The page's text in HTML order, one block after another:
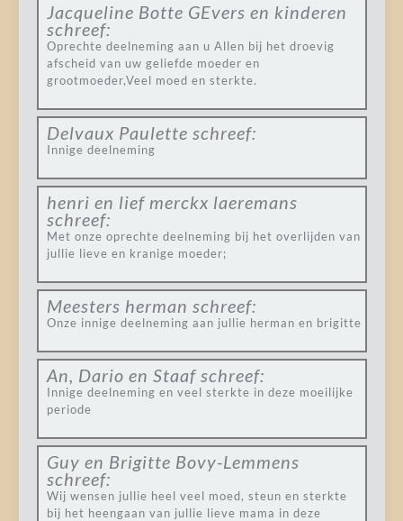
Jacqueline Botte GEvers en kinderen
schreef:
Oprechte deelneming aan u Allen bij het droevig
afscheid van uw geliefde moeder en
grootmoeder,Veel moed en sterkte.
Delvaux Paulette schreef:
Innige deelneming
henri en lief merckx laeremans
schreef:
Met onze oprechte deelneming bij het overlijden van
jullie lieve en kranige moeder;
Meesters herman schreef:
Onze innige deelneming aan jullie herman en brigitte
An, Dario en Staaf schreef:
Innige deelneming en veel sterkte in deze moeilijke
periode
Guy en Brigitte Bovy-Lemmens
schreef:
Wij wensen jullie heel veel moed, steun en sterkte
bij het heengaan van jullie lieve mama in deze